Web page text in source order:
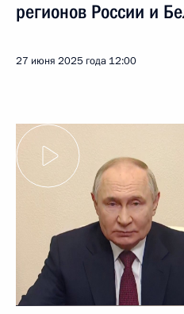
регионов России и
27 июня 2025 года 12:00